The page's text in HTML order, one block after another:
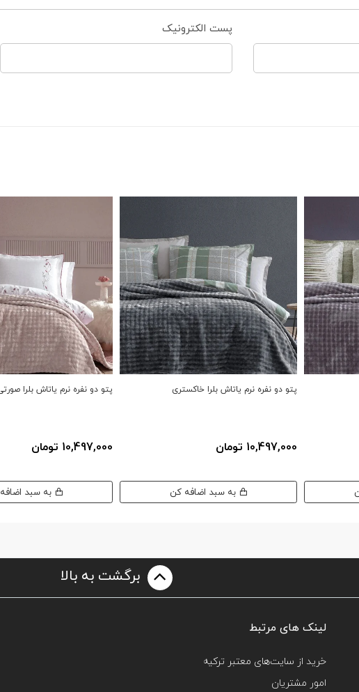
پست الکترونیک
پتو دو نفره نرم یاتاش بلرا خاکستری
10,497,000 تومان
به سبد اضافه کن
پتو دو نفره نرم یاتاش بلرا
10,497,000 تومان
به سبد اضافه کن
برگشت به بالا
لینک های مرتبط
خرید از سایت‌های معتبر ترکیه
امور مشتریان